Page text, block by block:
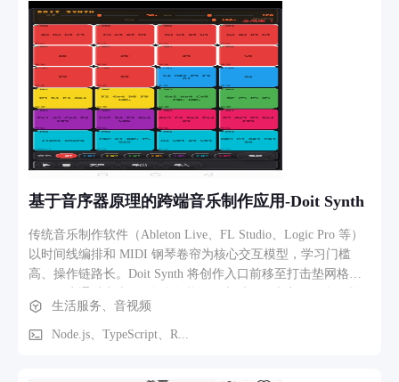
基于音序器原理的跨端音乐制作应用-Doit Synth
传统音乐制作软件（Ableton Live、FL Studio、Logic Pro 等）
以时间线编排和 MIDI 钢琴卷帘为核心交互模型，学习门槛
高、操作链路长。Doit Synth 将创作入口前移至打击垫网格
独立的步进音序器参数（间隔、延迟、重复次数），在分钟级
时间内完成一段完整的节奏型或旋律循环。 这一设计使得： -
生活服务、音视频
Node.js、TypeScript、R...